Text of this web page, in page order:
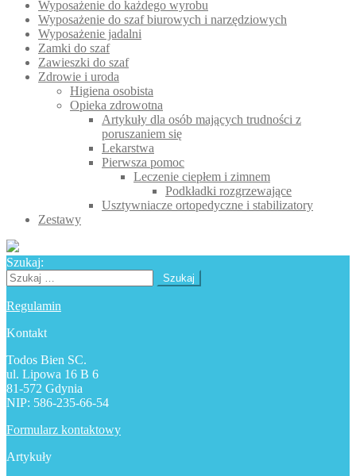
Wyposażenie do każdego wyrobu
Wyposażenie do szaf biurowych i narzędziowych
Wyposażenie jadalni
Zamki do szaf
Zawieszki do szaf
Zdrowie i uroda
Higiena osobista
Opieka zdrowotna
Artykuły dla osób mających trudności z
poruszaniem się
Lekarstwa
Pierwsza pomoc
Leczenie ciepłem i zimnem
Podkładki rozgrzewające
Usztywniacze ortopedyczne i stabilizatory
Zestawy
Szukaj:
Szukaj:
Regulamin
Kontakt
Todos Bien SC.
ul. Lipowa 16 B 6
81-572 Gdynia
NIP: 586-235-66-54
Formularz kontaktowy
Artykuły